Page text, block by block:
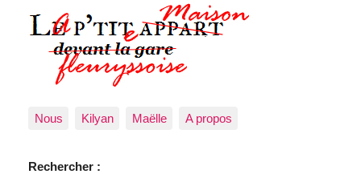
Nous Kilyan Maëlle A propos
Rechercher :